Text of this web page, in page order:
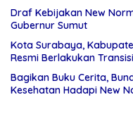
Draf Kebijakan New
Gubernur Sumut
Kota Surabaya,
Resmi Berlakukan
Bagikan Buku Cerita,
Kesehatan Hadapi New